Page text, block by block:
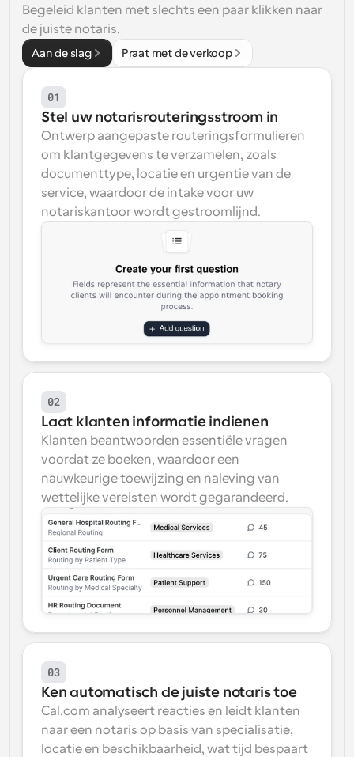
Supercharged planning met AI-gestuurde
oproepen
Workflow
Automatiseer planning en herinneringen
Blijf op de hoogte van het laatste nieuws en updates
Instant Vergaderingen
Ontmoet cliënten binnen enkele minuten
Dynamische Groep Links
Boek naadloos vergaderingen met meerdere mensen
Ontvang een melding wanneer er iets gebeurt
Begeleid klanten met slechts een paar klikken naar
de juiste notaris.
Aan de slag Praat met de verkoop
01
Stel uw notarisrouteringsstroom in
Ontwerp aangepaste routeringsformulieren
om klantgegevens te verzamelen, zoals
documenttype, locatie en urgentie van de
service, waardoor de intake voor uw
notariskantoor wordt gestroomlijnd.
02
Laat klanten informatie indienen
Klanten beantwoorden essentiële vragen
voordat ze boeken, waardoor een
nauwkeurige toewijzing en naleving van
wettelijke vereisten wordt gegarandeerd.
03
Ken automatisch de juiste notaris toe
Cal.com analyseert reacties en leidt klanten
naar een notaris op basis van specialisatie,
locatie en beschikbaarheid, wat tijd bespaart